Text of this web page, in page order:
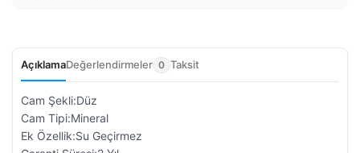
AçıklamaDeğerlendirmeler 0 Taksit
Cam Şekli:Düz
Cam Tipi:Mineral
Ek Özellik:Su Geçirmez